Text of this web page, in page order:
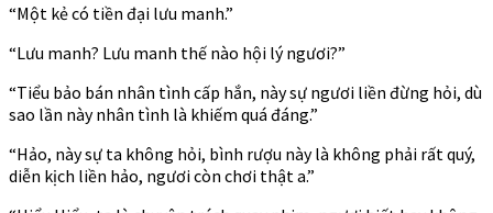
“Một kẻ có tiền đại lưu manh.”
“Lưu manh? Lưu manh thế nào hội lý ngươi?”
“Tiểu bảo bán nhân tình cấp hắn, này sự ngươi liền đừng hỏi, dù
sao lần này nhân tình là khiếm quá đáng.”
“Hảo, này sự ta không hỏi, bình rượu này là không phải rất quý,
diễn kịch liền hảo, ngươi còn chơi thật a.”